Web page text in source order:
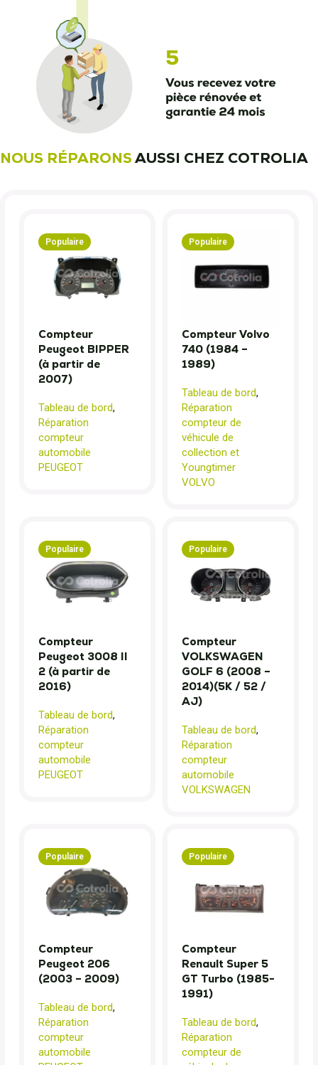
NOUS RÉPARONSAUSSI CHEZ COTROLIA
Populaire
Compteur
Peugeot BIPPER
(à partir de
2007)
Tableau de bord,
Réparation
compteur
automobile
PEUGEOT
Populaire
Compteur Volvo
740 (1984 –
1989)
Tableau de bord,
Réparation
compteur de
véhicule de
collection et
Youngtimer
VOLVO
Populaire
Compteur
Peugeot 3008 II
2 (à partir de
2016)
Tableau de bord,
Réparation
compteur
automobile
PEUGEOT
Populaire
Compteur
VOLKSWAGEN
GOLF 6 (2008 –
2014)(5K / 52 /
AJ)
Tableau de bord,
Réparation
compteur
automobile
VOLKSWAGEN
Populaire
Compteur
Peugeot 206
(2003 – 2009)
Tableau de bord,
Réparation
compteur
automobile
Populaire
Compteur
Renault Super 5
GT Turbo (1985-
1991)
Tableau de bord,
Réparation
compteur de